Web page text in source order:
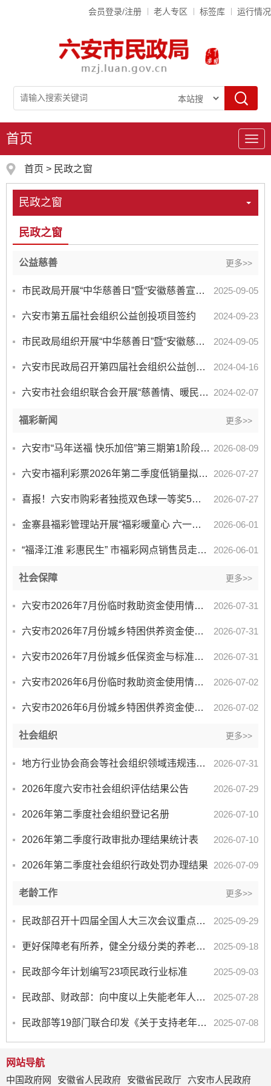
会员登录/注册 老人专区 标签库 运行情况
导
航
首页
首页 > 民政之窗
民政之窗
民政之窗
公益慈善 更多>>
市民政局开展“中华慈善日”暨“安徽慈善宣传周”宣传活动 2025-09-05
六安市第五届社会组织公益创投项目签约 2024-09-23
市民政局组织开展“中华慈善日”暨“安徽慈善周”宣传活动 2024-09-05
六安市民政局召开第四届社会组织公益创投结项评审会 2024-04-16
六安市社会组织联合会开展“慈善情、暖民心”春节慰问活动 2024-02-07
福彩新闻 更多>>
六安市“马年送福 快乐加倍”第三期第1阶段市级赠票营销活动公告 2026-08-09
六安市福利彩票2026年第二季度低销量拟淘汰销售网点公示 2026-07-27
喜报！六安市购彩者独揽双色球一等奖5注，奖金3789万元 2026-07-27
金寨县福彩管理站开展“福彩暖童心 六一传温情”慰问活动 2026-06-01
“福泽江淮 彩惠民生” 市福彩网点销售员走进市社会福利院 2026-06-01
社会保障 更多>>
六安市2026年7月份临时救助资金使用情况统计表 2026-07-31
六安市2026年7月份城乡特困供养资金使用情况统计表 2026-07-31
六安市2026年7月份城乡低保资金与标准情况统计表 2026-07-31
六安市2026年6月份临时救助资金使用情况统计表 2026-07-02
六安市2026年6月份城乡特困供养资金使用情况统计表 2026-07-02
社会组织 更多>>
地方行业协会商会等社会组织领域违规违纪违法典型案例 2026-07-31
2026年度六安市社会组织评估结果公告 2026-07-29
2026年第二季度社会组织登记名册 2026-07-10
2026年第二季度行政审批办理结果统计表 2026-07-10
2026年第二季度社会组织行政处罚办理结果 2026-07-09
老龄工作 更多>>
民政部召开十四届全国人大三次会议重点督办建议“推动养老事业和养老产业融合发展”专题协商会 2025-09-29
更好保障老有所养，健全分级分类的养老服务体系 2025-09-18
民政部今年计划编写23项民政行业标准 2025-09-03
民政部、财政部：向中度以上失能老年人发放养老服务消费补贴 2025-07-28
民政部等19部门联合印发《关于支持老年人社会参与 推动实现老有所为的指导意见》 2025-07-08
网站导航
中国政府网
安徽省人民政府 安徽省民政厅 六安市人民政府